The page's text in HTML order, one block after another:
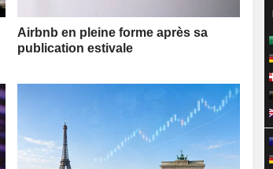
Airbnb en pleine forme après sa
publication estivale